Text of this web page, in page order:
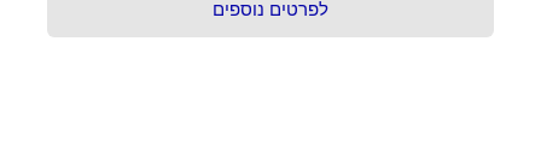
לפרטים נוספים